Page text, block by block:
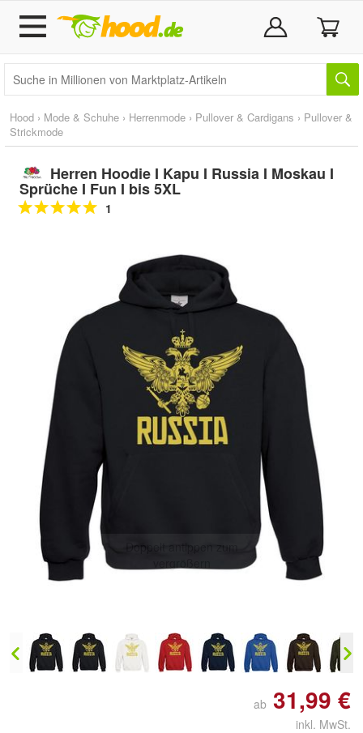
Hood › Mode & Schuhe › Herrenmode › Pullover & Cardigans › Pullover &
Strickmode
Herren Hoodie I Kapu I Russia I Moskau I
Sprüche I Fun I bis 5XL
1
Doppelt antippen zum
ab 31,99 €
inkl. MwSt.